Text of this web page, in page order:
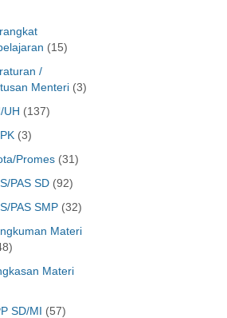
(15)
/
Menteri (3)
UH (137)
(3)
Promes (31)
PAS SD (92)
PAS SMP (32)
Materi
Materi
SD/MI (57)